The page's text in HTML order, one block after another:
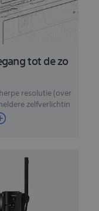
tot de zo
resolutie (over
zelfverlichtin